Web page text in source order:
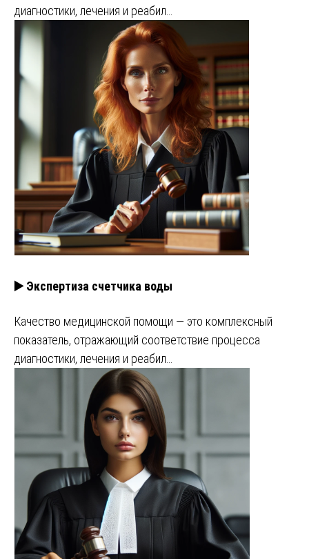
диагностики, лечения и реабил…
▶️ Экспертиза счетчика воды
Качество медицинской помощи — это комплексный
показатель, отражающий соответствие процесса
диагностики, лечения и реабил…